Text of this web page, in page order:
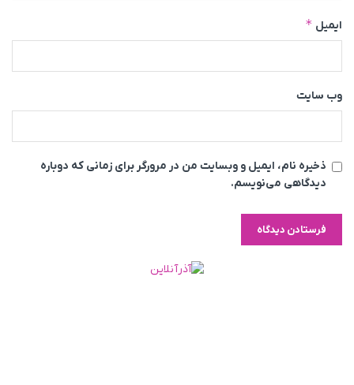
ایمیل *
وب‌ سایت
ذخیره نام، ایمیل و وبسایت من در مرورگر برای زمانی که دوباره
دیدگاهی می‌نویسم.